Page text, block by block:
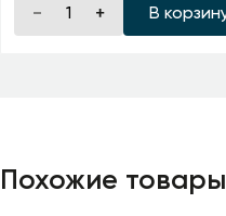
В
Похожие товары